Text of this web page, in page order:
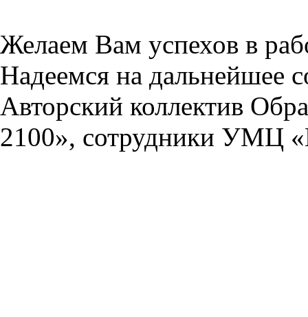
Желаем Вам успехов в
Надеемся на дальнейшее
Авторский коллектив
2100», сотрудники УМЦ